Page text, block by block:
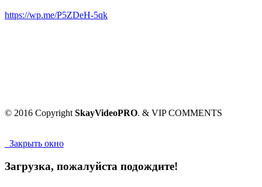
https://wp.me/P5ZDeH-5qk
© 2016 Copyright SkayVideoPRO. & VIP COMMENTS
Закрыть окно
Загрузка, пожалуйста подождите!